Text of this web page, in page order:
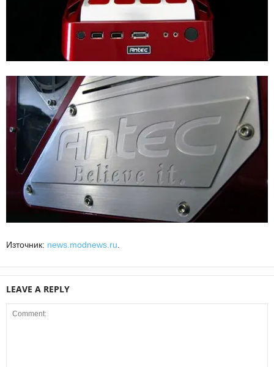
Източник: news.modnews.ru.
LEAVE A REPLY